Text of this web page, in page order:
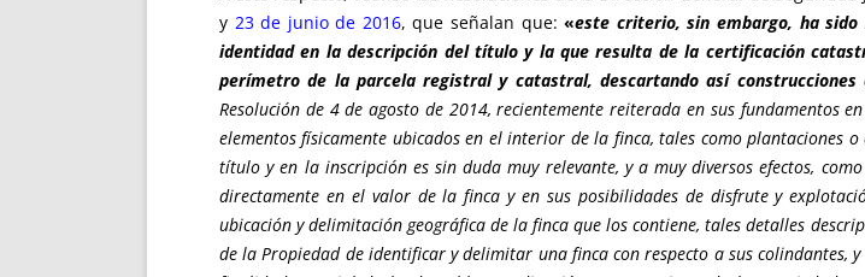
y 23 de junio de 2016, que señalan que:«este criterio, sin embargo, ha
identidad en la descripción del título y la que resulta de la certificación
perímetro de la parcela registral y catastral, descartando así
Resolución de 4 de agosto de 2014, recientemente reiterada en sus fundamentos
elementos físicamente ubicados en el interior de la finca, tales como plantaciones
título y en la inscripción es sin duda muy relevante, y a muy diversos efectos,
directamente en el valor de la finca y en sus posibilidades de disfrute y
ubicación y delimitación geográfica de la finca que los contiene, tales detalles
de la Propiedad de identificar y delimitar una finca con respecto a sus